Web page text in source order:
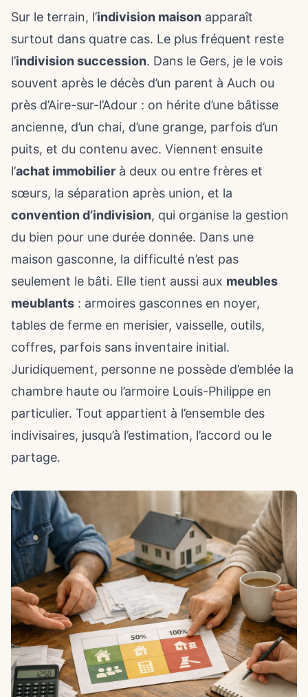
Sur le terrain, l’indivision maison apparaît
surtout dans quatre cas. Le plus fréquent reste
l’indivision succession. Dans le Gers, je le vois
souvent après le décès d’un parent à Auch ou
près d’Aire-sur-l’Adour : on hérite d’une bâtisse
ancienne, d’un chai, d’une grange, parfois d’un
puits, et du contenu avec. Viennent ensuite
l’achat immobilier à deux ou entre frères et
sœurs, la séparation après union, et la
convention d’indivision, qui organise la gestion
du bien pour une durée donnée. Dans une
maison gasconne, la difficulté n’est pas
seulement le bâti. Elle tient aussi aux meubles
meublants : armoires gasconnes en noyer,
tables de ferme en merisier, vaisselle, outils,
coffres, parfois sans inventaire initial.
Juridiquement, personne ne possède d’emblée la
chambre haute ou l’armoire Louis-Philippe en
particulier. Tout appartient à l’ensemble des
indivisaires, jusqu’à l’estimation, l’accord ou le
partage.